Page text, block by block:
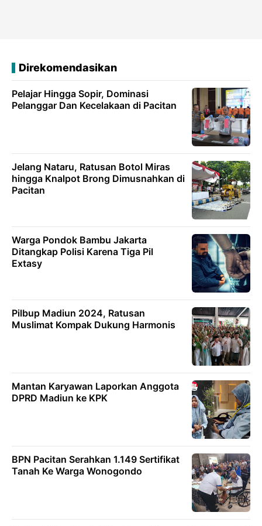
Direkomendasikan
Pelajar Hingga Sopir, Dominasi
Pelanggar Dan Kecelakaan di Pacitan
Jelang Nataru, Ratusan Botol Miras
hingga Knalpot Brong Dimusnahkan di
Pacitan
Warga Pondok Bambu Jakarta
Ditangkap Polisi Karena Tiga Pil
Extasy
Pilbup Madiun 2024, Ratusan
Muslimat Kompak Dukung Harmonis
Mantan Karyawan Laporkan Anggota
DPRD Madiun ke KPK
BPN Pacitan Serahkan 1.149 Sertifikat
Tanah Ke Warga Wonogondo